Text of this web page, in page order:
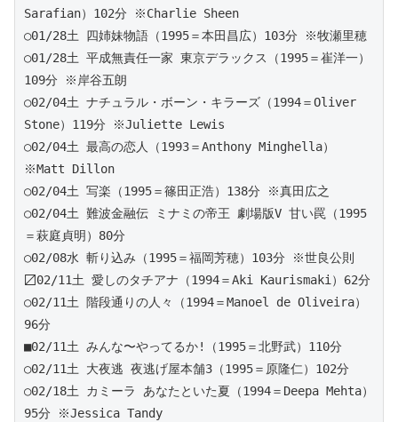
Sarafian）102分 ※Charlie Sheen
○01/28土 四姉妹物語（1995＝本田昌広）103分 ※牧瀬里穂
○01/28土 平成無責任一家 東京デラックス（1995＝崔洋一）
109分 ※岸谷五朗
○02/04土 ナチュラル・ボーン・キラーズ（1994＝Oliver
Stone）119分 ※Juliette Lewis
○02/04土 最高の恋人（1993＝Anthony Minghella）
※Matt Dillon
○02/04土 写楽（1995＝篠田正浩）138分 ※真田広之
○02/04土 難波金融伝 ミナミの帝王 劇場版V 甘い罠（1995
＝萩庭貞明）80分
○02/08水 斬り込み（1995＝福岡芳穂）103分 ※世良公則
〼02/11土 愛しのタチアナ（1994＝Aki Kaurismaki）62分
○02/11土 階段通りの人々（1994＝Manoel de Oliveira）
96分
■02/11土 みんな〜やってるか!（1995＝北野武）110分
○02/11土 大夜逃 夜逃げ屋本舗3（1995＝原隆仁）102分
○02/18土 カミーラ あなたといた夏（1994＝Deepa Mehta）
95分 ※Jessica Tandy